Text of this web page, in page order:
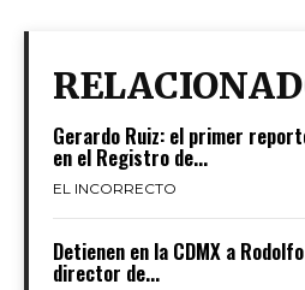
Gerardo Ruiz: el primer
en el Registro de...
EL INCORRECTO
Detienen en la CDMX a
director de...